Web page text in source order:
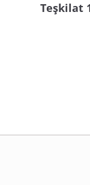
Teşkilat